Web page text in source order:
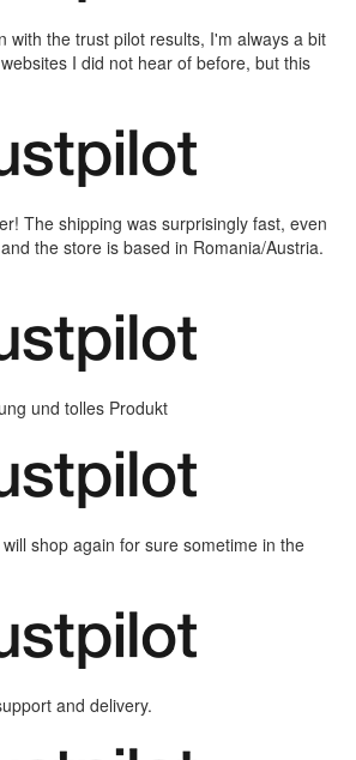
with the trust pilot results, I'm always a bit
I did not hear of before, but this
The shipping was surprisingly fast, even
the store is based in Romania/Austria.
und tolles Produkt
shop again for sure sometime in the
and delivery.